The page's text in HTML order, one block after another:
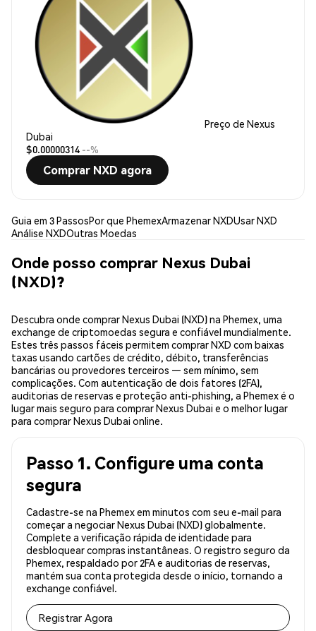
Preço de Nexus
Dubai
$0.00000314 --%
Comprar NXD agora
Guia em 3 PassosPor que PhemexArmazenar NXDUsar NXD
Análise NXDOutras Moedas
Onde posso comprar Nexus Dubai
(NXD)?
Descubra onde comprar Nexus Dubai (NXD) na Phemex, uma
exchange de criptomoedas segura e confiável mundialmente.
Estes três passos fáceis permitem comprar NXD com baixas
taxas usando cartões de crédito, débito, transferências
bancárias ou provedores terceiros — sem mínimo, sem
complicações. Com autenticação de dois fatores (2FA),
auditorias de reservas e proteção anti-phishing, a Phemex é o
lugar mais seguro para comprar Nexus Dubai e o melhor lugar
para comprar Nexus Dubai online.
Passo 1. Configure uma conta
segura
Cadastre-se na Phemex em minutos com seu e-mail para
começar a negociar Nexus Dubai (NXD) globalmente.
Complete a verificação rápida de identidade para
desbloquear compras instantâneas. O registro seguro da
Phemex, respaldado por 2FA e auditorias de reservas,
mantém sua conta protegida desde o início, tornando a
exchange confiável.
Registrar Agora